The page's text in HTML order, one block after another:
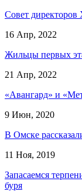
Совет
16 Апр, 2022
Жильцы первых
21 Апр, 2022
«Авангард» и
9 Июн, 2020
В Омске
11 Ноя, 2019
Запасаемся
буря